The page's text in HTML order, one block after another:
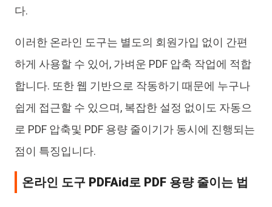
다.
이러한 온라인 도구는 별도의 회원가입 없이 간편
하게 사용할 수 있어, 가벼운 PDF 압축 작업에 적합
합니다. 또한 웹 기반으로 작동하기 때문에 누구나
쉽게 접근할 수 있으며, 복잡한 설정 없이도 자동으
로 PDF 압축및 PDF 용량 줄이기가 동시에 진행되는
점이 특징입니다.
온라인 도구 PDFAid로 PDF 용량 줄이는 법